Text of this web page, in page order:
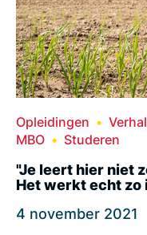
Opleidingen
MBO
Studeren
"Je leert hier niet
Het werkt echt
4 november 2021